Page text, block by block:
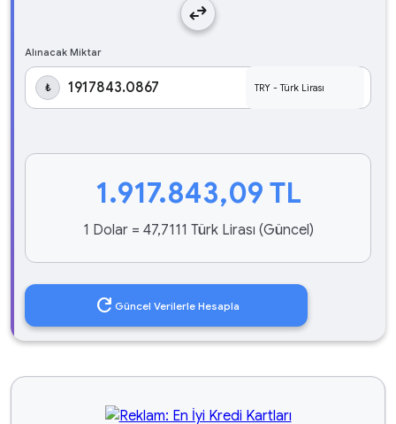
swap_horiz
Alınacak Miktar
₺
1.917.843,09 TL
1 Dolar = 47,7111 Türk Lirası (Güncel)
refresh Güncel Verilerle Hesapla